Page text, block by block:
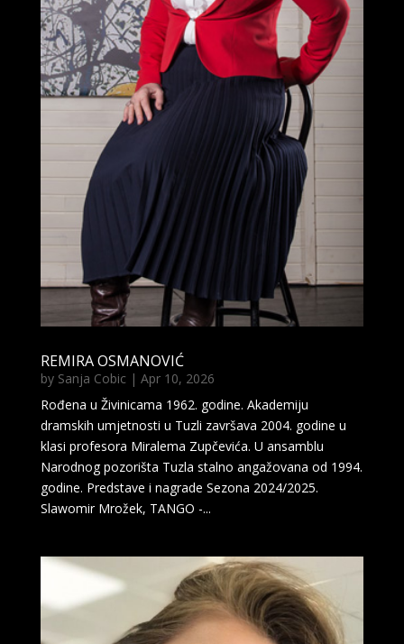
REMIRA OSMANOVIĆ
by Sanja Cobic| Apr 10, 2026
Rođena u Živinicama 1962. godine. Akademiju
dramskih umjetnosti u Tuzli završava 2004. godine u
klasi profesora Miralema Zupčevića. U ansamblu
Narodnog pozorišta Tuzla stalno angažovana od 1994.
godine. Predstave i nagrade Sezona 2024/2025.
Slawomir Mrožek, TANGO -...